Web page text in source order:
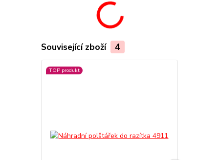
Související zboží 4
TOP produkt